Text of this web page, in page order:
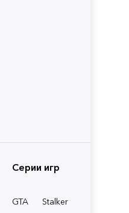
Серии игр
GTA
Stalker